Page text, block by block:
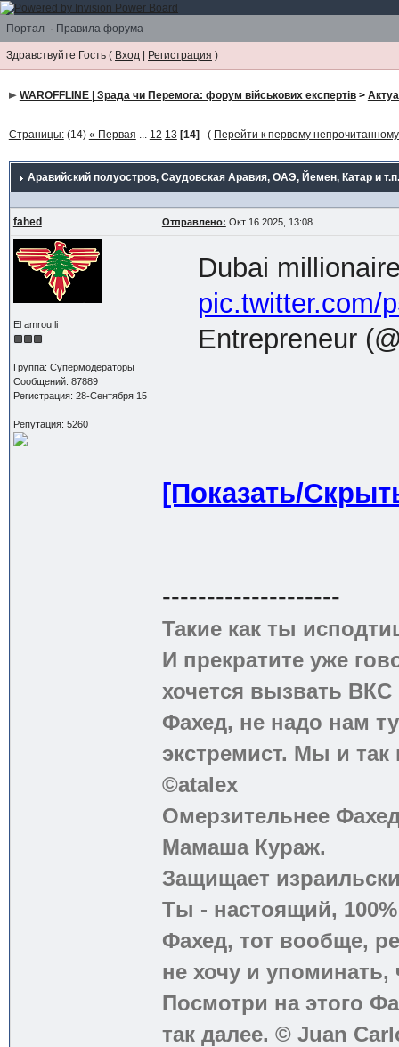
Портал · Правила форума
Здравствуйте Гость ( Вход | Регистрация )
WAROFFLINE | Зрада чи Перемога: форум військових експертів>
Страницы:(14) « Первая ... 12 13 [14] ( Перейти к первому
Аравийский полуостров, Саудовская Аравия, ОАЭ, Йемен, Катар и т.п.
fahed Отправлено: Окт 16 2025, 13:08
El amrou li
Группа: Супермодераторы
Сообщений: 87889
Регистрация: 28-Сентября 15
Репутация: 5260
Dubai
pic.twitter.com/
Entrepreneur
[Показать/
--------------------
Такие как ты
И прекратите уже
хочется вызвать
Фахед, не надо нам
экстремист. Мы и
©atalex
Омерзительнее
Мамаша Кураж.
Защищает
Ты - настоящий,
Фахед, тот вообще,
не хочу и
Посмотри на этого
так далее. © Juan